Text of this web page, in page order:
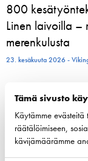
Tämä sivusto
Käytämme
räätälöimiseen,
kävijämäärämme
800
Linen laivoilla –
merenkulusta
23. kesäkuuta 2026 -
European
channel ETS
22. kesäkuuta 2026 -